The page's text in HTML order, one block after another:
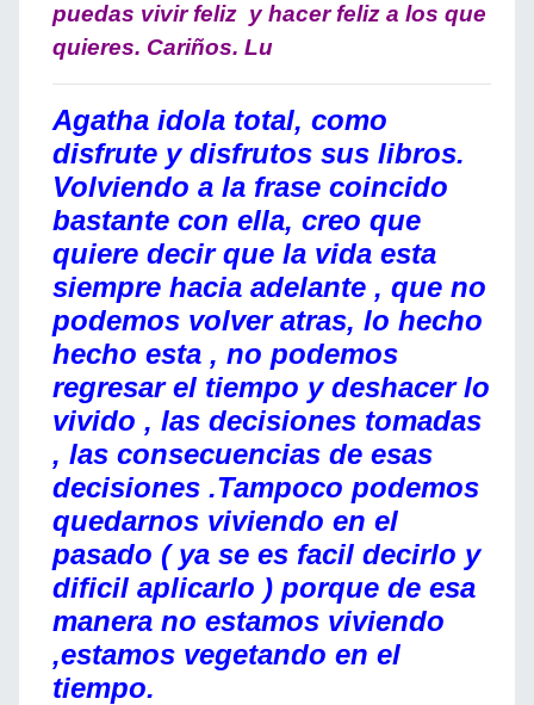
puedas vivir feliz y hacer feliz a los que
quieres. Cariños. Lu
Agatha idola total, como
disfrute y disfrutos sus libros.
Volviendo a la frase coincido
bastante con ella, creo que
quiere decir que la vida esta
siempre hacia adelante , que no
podemos volver atras, lo hecho
hecho esta , no podemos
regresar el tiempo y deshacer lo
vivido , las decisiones tomadas
, las consecuencias de esas
decisiones .Tampoco podemos
quedarnos viviendo en el
pasado ( ya se es facil decirlo y
dificil aplicarlo ) porque de esa
manera no estamos viviendo
,estamos vegetando en el
tiempo.